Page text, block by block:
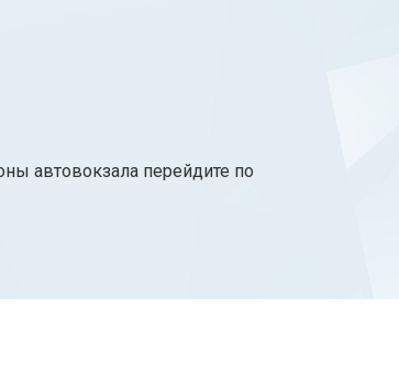
автовокзала перейдите по